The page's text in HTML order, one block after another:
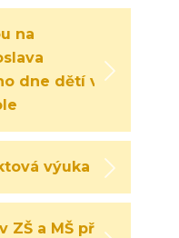
na
dne dětí v
výuka
ZŠ a MŠ při